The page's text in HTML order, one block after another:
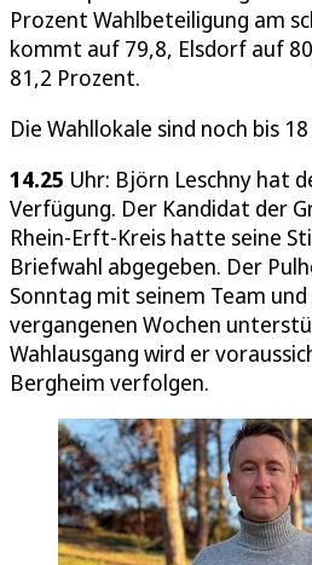
Prozent Wahlbeteiligung am
kommt auf 79,8, Elsdorf auf
81,2 Prozent.
Die Wahllokale sind noch bis
14.25 Uhr: Björn Leschny hat
Verfügung. Der Kandidat der
Rhein-Erft-Kreis hatte seine
Briefwahl abgegeben. Der
Sonntag mit seinem Team
vergangenen Wochen
Wahlausgang wird er
Bergheim verfolgen.